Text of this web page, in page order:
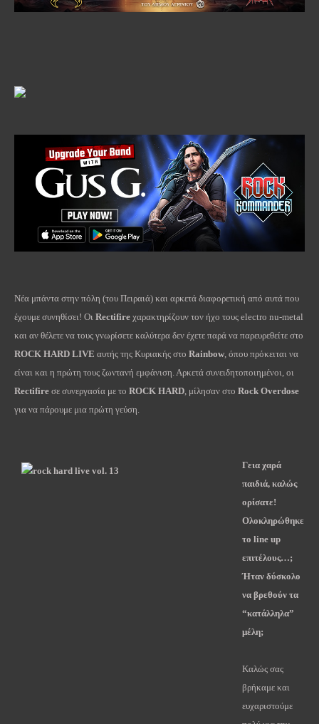
Nέα μπάντα στην πόλη (του Πειραιά) και αρκετά διαφορετική από αυτά που
έχουμε συνηθίσει! Οι Rectifire χαρακτηρίζουν τον ήχο τους electro nu-metal
και αν θέλετε να τους γνωρίσετε καλύτερα δεν έχετε παρά να παρευρεθείτε στο
ROCK HARD LIVE αυτής της Κυριακής στο Rainbow , όπου πρόκειται να
είναι και η πρώτη τους ζωντανή εμφάνιση. Αρκετά συνειδητοποιημένοι, οι
Rectifire σε συνεργασία με το ROCK HARD , μίλησαν στο Rock Overdose
για να πάρουμε μια πρώτη γεύση.
Γεια χαρά
παιδιά, καλώς
ορίσατε!
Ολοκληρώθηκε
το line up
επιτέλους…;
Ήταν δύσκολο
να βρεθούν τα
“κατάλληλα”
μέλη;
Καλώς σας
βρήκαμε και
ευχαριστούμε